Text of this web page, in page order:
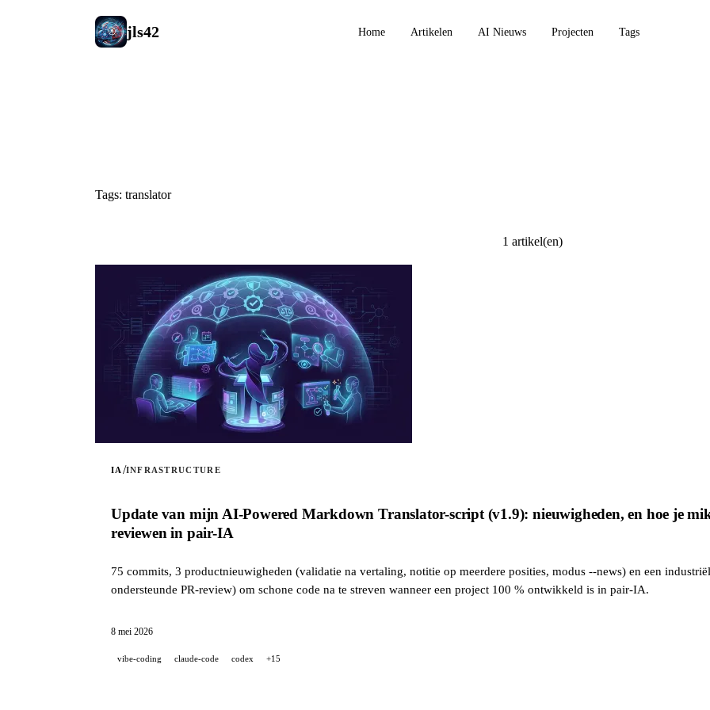
jls42 Home Artikelen AI Nieuws Projecten Tags
Tags: translator
1 artikel(en)
IA /INFRASTRUCTURE
Update van mijn AI-Powered Markdown Translator-script (v1.9): nieuwigheden, en hoe je
reviewen in pair-IA
75 commits, 3 productnieuwigheden (validatie na vertaling, notitie op meerdere posities, modus --news) en een
ondersteunde PR-review) om schone code na te streven wanneer een project 100 % ontwikkeld is in pair-IA.
8 mei 2026
vibe-coding claude-code codex +15